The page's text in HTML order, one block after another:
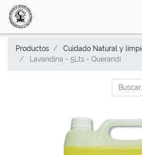
Productos
Cuidado Natural y
Lavandina - 5Lts - Querandí